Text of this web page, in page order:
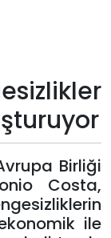
Birliği
Costa,
ile